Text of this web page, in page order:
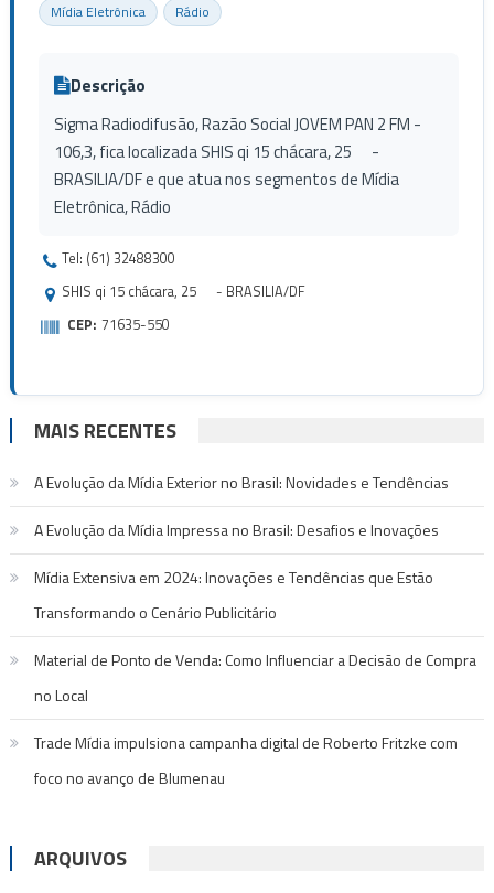
Mídia Eletrônica Rádio
Descrição
Sigma Radiodifusão, Razão Social JOVEM PAN 2 FM -
106,3, fica localizada SHIS qi 15 chácara, 25 -
BRASILIA/DF e que atua nos segmentos de Mídia
Eletrônica, Rádio
Tel: (61) 32488300
SHIS qi 15 chácara, 25 - BRASILIA/DF
CEP: 71635-550
MAIS RECENTES
A Evolução da Mídia Exterior no Brasil: Novidades e Tendências
A Evolução da Mídia Impressa no Brasil: Desafios e Inovações
Mídia Extensiva em 2024: Inovações e Tendências que Estão
Transformando o Cenário Publicitário
Material de Ponto de Venda: Como Influenciar a Decisão de Compra
no Local
Trade Mídia impulsiona campanha digital de Roberto Fritzke com
foco no avanço de Blumenau
ARQUIVOS